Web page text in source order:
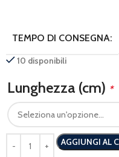
TEMPO DI CONSEGNA:
10 disponibili
Lunghezza (cm) *
AGGIUNGI AL